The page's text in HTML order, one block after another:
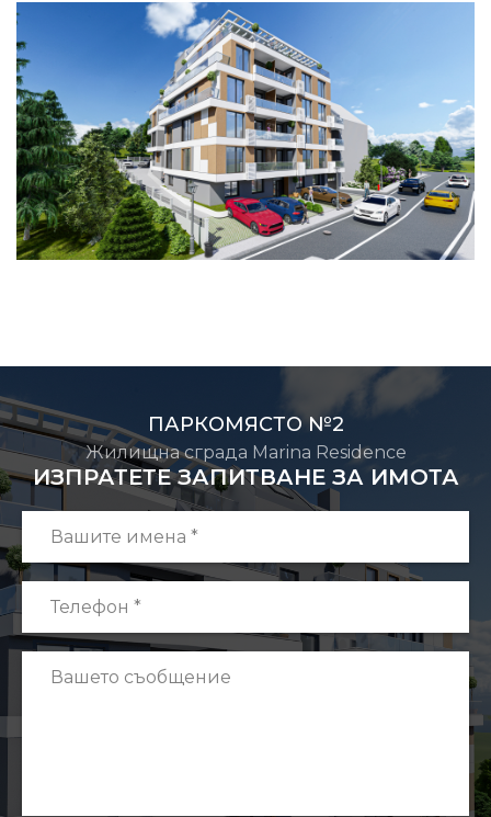
ПАРКОМЯСТО №2
Жилищна сграда Marina Residence
ИЗПРАТЕТЕ ЗАПИТВАНЕ ЗА ИМОТА